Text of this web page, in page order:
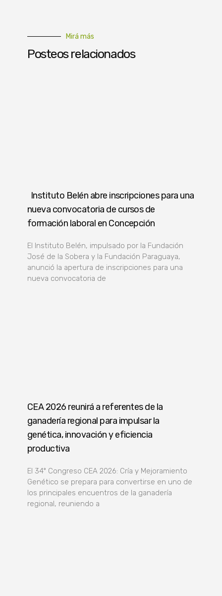
Mirá más
Posteos relacionados
Instituto Belén abre inscripciones para una
nueva convocatoria de cursos de
formación laboral en Concepción
El Instituto Belén, impulsado por la Fundación
José de la Sobera y la Fundación Paraguaya,
anunció la apertura de inscripciones para una
nueva convocatoria de
CEA 2026 reunirá a referentes de la
ganadería regional para impulsar la
genética, innovación y eficiencia
productiva
El 34º Congreso CEA 2026: Cría y Mejoramiento
Genético se prepara para convertirse en uno de
los principales encuentros de la ganadería
regional, reuniendo a